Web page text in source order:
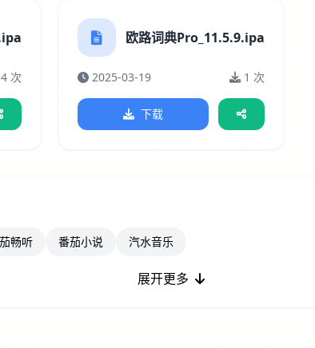
次
欧路词典Pro_11.5.9.ipa
2025-03-19 1 次
下载
畅听 番茄小说 汽水音乐
展开更多